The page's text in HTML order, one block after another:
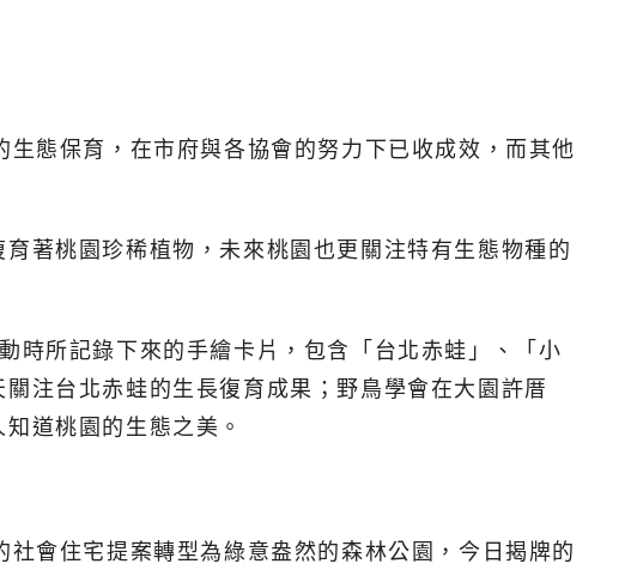
態保育，在市府與各協會的努力下已收成效，而其他
著桃園珍稀植物，未來桃園也更關注特有生態物種的
時所記錄下來的手繪卡片，包含「台北赤蛙」、「小
注台北赤蛙的生長復育成果；野鳥學會在大園許厝
道桃園的生態之美。
會住宅提案轉型為綠意盎然的森林公園，今日揭牌的